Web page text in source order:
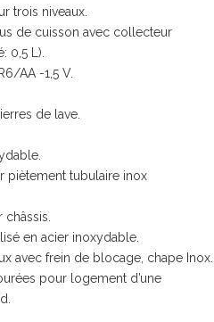
trois niveaux.
de cuisson avec collecteur
0,5 L).
AA -1,5 V.
de lave.
piètement tubulaire inox
châssis.
en acier inoxydable.
avec frein de blocage, chape Inox.
pour logement d’une